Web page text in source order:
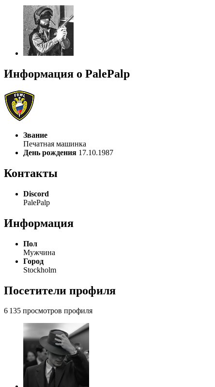
Информация о PalePalp
Звание
Печатная машинка
День рождения 17.10.1987
Контакты
Discord
PalePalp
Информация
Пол
Мужчина
Город
Stockholm
Посетители профиля
6 135 просмотров профиля